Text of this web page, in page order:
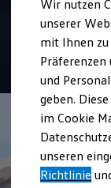
Hauptinhalt
springen
Footer
springen
SUV
Kombis
Schnell
Angebote
Aktuelle
E-Auto-
5
Wir nutzen
unserer
mit Ihnen
und
geben.
im Cookie
unseren
Richtlinie